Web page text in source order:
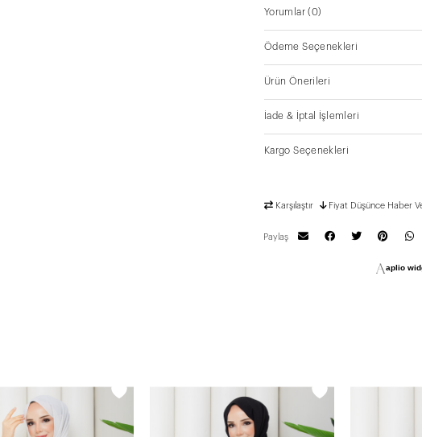
Yorumlar(0)
Ödeme Seçenekleri
Ürün Önerileri
İade & İptal İşlemleri
Kargo Seçenekleri
Karşılaştır Fiyat Düşünce Haber
Paylaş
aplio